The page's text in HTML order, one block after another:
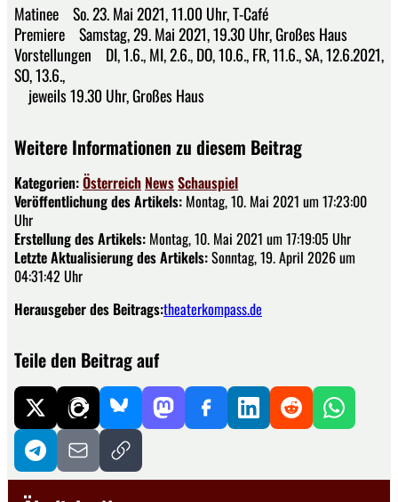
Matinee So. 23. Mai 2021, 11.00 Uhr, T-Café
Premiere Samstag, 29. Mai 2021, 19.30 Uhr, Großes Haus
Vorstellungen DI, 1.6., MI, 2.6., DO, 10.6., FR, 11.6., SA, 12.6.2021,
SO, 13.6.,
jeweils 19.30 Uhr, Großes Haus
Weitere Informationen zu diesem Beitrag
Kategorien:Österreich NewsSchauspiel
Veröffentlichung des Artikels: Montag, 10. Mai 2021 um 17:23:00
Uhr
Erstellung des Artikels: Montag, 10. Mai 2021 um 17:19:05 Uhr
Letzte Aktualisierung des Artikels:Sonntag, 19. April 2026 um
04:31:42 Uhr
Herausgeber des Beitrags:theaterkompass.de
Teile den Beitrag auf